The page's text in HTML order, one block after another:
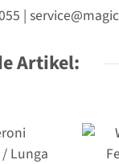
|
Artikel: